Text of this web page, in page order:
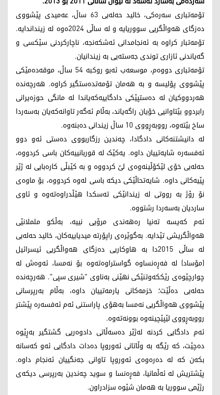
تۆمەتباری سەرەکی، خالید حەلەبی 63 ساڵ، عەمیدی پێشووی
دەزگای هەواڵگریی سووریایە و لە ساڵی 2024ەوە لە زینداندایە.
تۆمەتبار کراوە بە ئەنجامدانی ئەشکەنجە، ناچارکردنی سێکسی و
گەیاندنی ئازاری توندی جەستەیی بە زیندانیان.
تۆمەتباری دووەم، موسعەب ئەبو روکبە 54 ساڵ، موقەدەمێکی
پێشووی پۆلیسە و بە هەمان تۆمەتدەستگیر کراوە. هەرچەندە
هەردووکیان لە دەستپێکی دادگاییەکەیاندا لە مانگی حوزەیرانی
رابردوو بێتاوانیی خۆیان راگەیاند، بەڵام ئەگەر تاوانەکەیان بەسەردا
ساخ بێتەوە، رووبەڕووی 10 ساڵ زیندانی دەبنەوە.
لە دانیشتنەکانی دادگادا، چەندین رزگاربووی دەستی ئەو دوو
ئەفسەرە شایەتییان داوە. یەکێک لە قوربانییەکان باسی کردووە،
حەلەبی خۆی لێکۆڵینەوەی لێ کردووە و بە کێبڵی کارەبایی لە ژێر
پێیەکانی داوە. شایەتحاڵێکی دیکە باسی لەوە کردووە، بۆ ماوەی
نۆ رۆژ بە رووتی لە زیندانێکی تەسکدا هێڵدراوەتەوە و ئاوی
ساردیان بەسەردا رشتووە.
ئەم کەیسە تەنیا رەهەندی مرۆیی نییە، بەڵکو ململانێی
هەواڵگریشی تێدایە. بەگوێرەی راپۆرتە میدیاییەکان، خالید حەلەبی
لە ساڵی 2015دا بە هاوکاریی دەزگای هەواڵگریی ئیسرائیل
(مۆساد) لە فەڕەنساوە گواستراوەتەوە بۆ نەمسا، ئەوەش لە
چوارچێوەی رێککەوتنێکی نهێنی بەناوی "شیری سپی". هەرچەندە
حەلەبی دەڵێت؛ خزمەکانی یارمەتییان داوە، بەڵام بەرپرسانی
پێشووی هەواڵگریی نەمسا بەهۆی پاراستنی ئەم ئەفسەرە پێشتر
رووبەڕووی لێپێچینەوە بوونەتەوە.
ئەم دادگایی کردنە لەژێر دەسەڵاتی دادوەریی گشتگیر بەڕێوە
دەچێت، کە رێگە بە وڵاتانی ئەوروپا دەدات دادگایی ئەو کەسانە
بکەن کە لە دەرەوەی ئەوروپا تاوانی جەنگییان ئەنجام داوە.
پێشتریش لە ئەڵمانیا، فەڕەنسا و سوید چەندین بەرپرسی دیکەی
رژێمی سووریا بە هەمان شێوە سزادراون.